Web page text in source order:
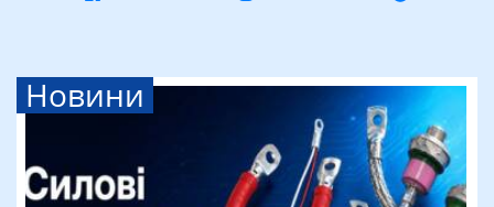
Новини